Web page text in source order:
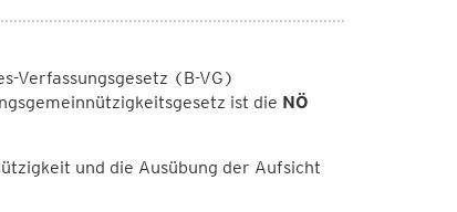
Verfassungsgesetz (B-VG)
ist die NÖ
und die Ausübung der Aufsicht